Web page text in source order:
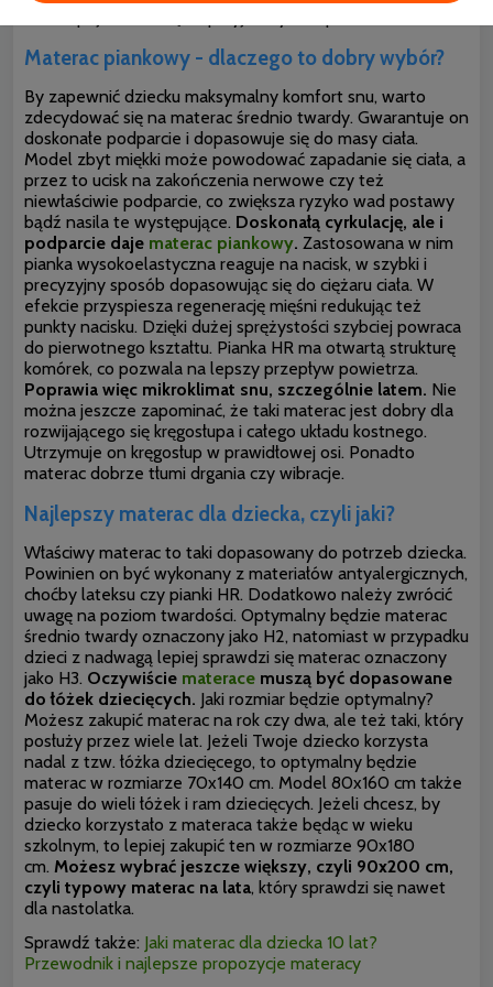
Materac piankowy - dlaczego to dobry wybór?
By zapewnić dziecku maksymalny komfort snu, warto
zdecydować się na materac średnio twardy. Gwarantuje on
doskonałe podparcie i dopasowuje się do masy ciała.
Model zbyt miękki może powodować zapadanie się ciała, a
przez to ucisk na zakończenia nerwowe czy też
niewłaściwie podparcie, co zwiększa ryzyko wad postawy
bądź nasila te występujące. Doskonałą cyrkulację, ale i
podparcie daje materac piankowy. Zastosowana w nim
pianka wysokoelastyczna reaguje na nacisk, w szybki i
precyzyjny sposób dopasowując się do ciężaru ciała. W
efekcie przyspiesza regenerację mięśni redukując też
punkty nacisku. Dzięki dużej sprężystości szybciej powraca
do pierwotnego kształtu. Pianka HR ma otwartą strukturę
komórek, co pozwala na lepszy przepływ powietrza.
Poprawia więc mikroklimat snu, szczególnie latem. Nie
można jeszcze zapominać, że taki materac jest dobry dla
rozwijającego się kręgosłupa i całego układu kostnego.
Utrzymuje on kręgosłup w prawidłowej osi. Ponadto
materac dobrze tłumi drgania czy wibracje.
Najlepszy materac dla dziecka, czyli jaki?
Właściwy materac to taki dopasowany do potrzeb dziecka.
Powinien on być wykonany z materiałów antyalergicznych,
choćby lateksu czy pianki HR. Dodatkowo należy zwrócić
uwagę na poziom twardości. Optymalny będzie materac
średnio twardy oznaczony jako H2, natomiast w przypadku
dzieci z nadwagą lepiej sprawdzi się materac oznaczony
jako H3. Oczywiście materace muszą być dopasowane
do łóżek dziecięcych. Jaki rozmiar będzie optymalny?
Możesz zakupić materac na rok czy dwa, ale też taki, który
posłuży przez wiele lat. Jeżeli Twoje dziecko korzysta
nadal z tzw. łóżka dziecięcego, to optymalny będzie
materac w rozmiarze 70x140 cm. Model 80x160 cm także
pasuje do wieli łóżek i ram dziecięcych. Jeżeli chcesz, by
dziecko korzystało z materaca także będąc w wieku
szkolnym, to lepiej zakupić ten w rozmiarze 90x180
cm. Możesz wybrać jeszcze większy, czyli 90x200 cm,
czyli typowy materac na lata, który sprawdzi się nawet
dla nastolatka.
Sprawdź także: Jaki materac dla dziecka 10 lat?
Przewodnik i najlepsze propozycje materacy